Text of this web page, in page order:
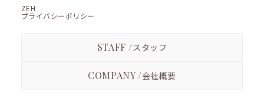
ZEH
プライバシーポリシー
STAFF /スタッフ
COMPANY /会社概要